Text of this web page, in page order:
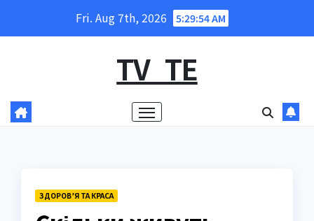
Fri. Aug 7th, 2026 5:29:56 AM
TV_TE
ЗДОРОВ’Я ТА КРАСА